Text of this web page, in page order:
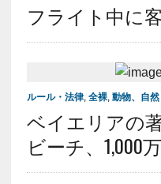
フライト中に
ルール・法律, 全裸, 動物、自然
ベイエリアの
ビーチ、1,000